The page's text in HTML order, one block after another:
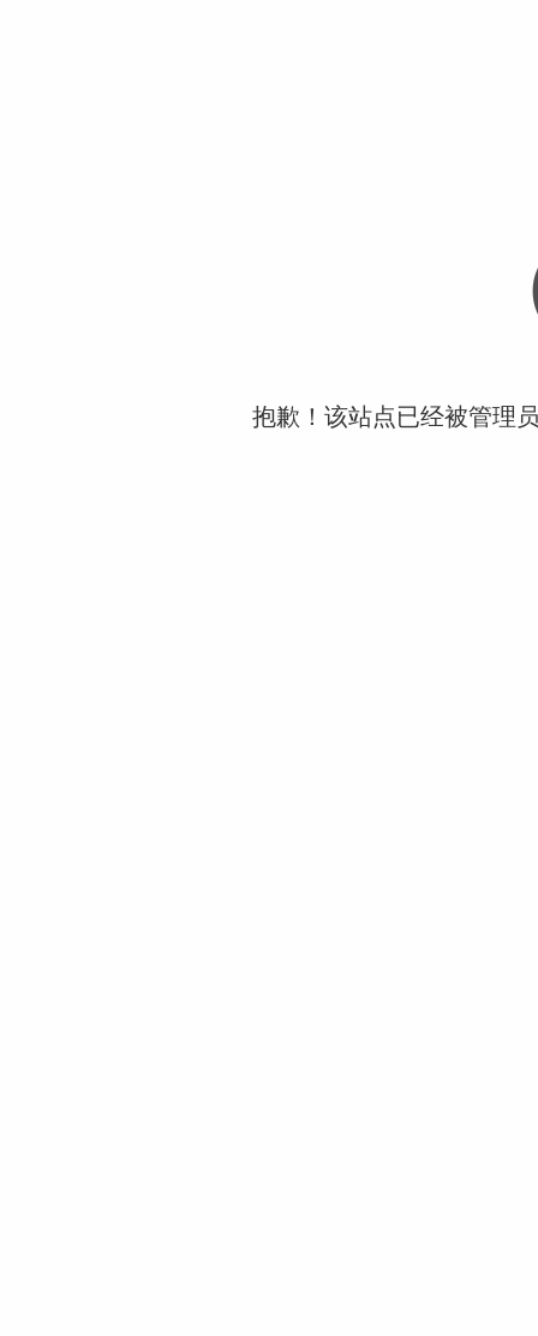
抱歉！该站点已经被管理